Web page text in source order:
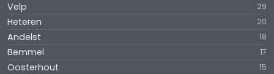
Velp 29
Heteren 20
Andelst 18
Bemmel 17
Oosterhout 15